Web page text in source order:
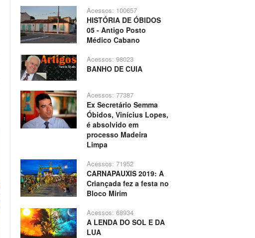
Acessos: 100657
HISTÓRIA DE ÓBIDOS
05 - Antigo Posto
Médico Cabano
Acessos: 98023
BANHO DE CUIA
Acessos: 77387
Ex Secretário Semma
Óbidos, Vinícius Lopes,
é absolvido em
processo Madeira
Limpa
Acessos: 71952
CARNAPAUXIS 2019: A
Criançada fez a festa no
Bloco Mirim
Acessos: 68934
A LENDA DO SOL E DA
LUA